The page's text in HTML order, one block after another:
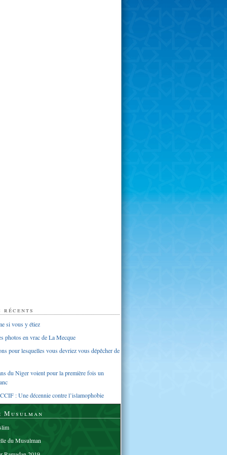
si vous y étiez
photos en vrac de La Mecque
pour lesquelles vous devriez vous dépêcher de
du Niger voient pour la première fois un
: Une décennie contre l’islamophobie
Musulman
du Musulman